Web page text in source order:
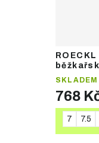
SKLADEM
768
7 7.5